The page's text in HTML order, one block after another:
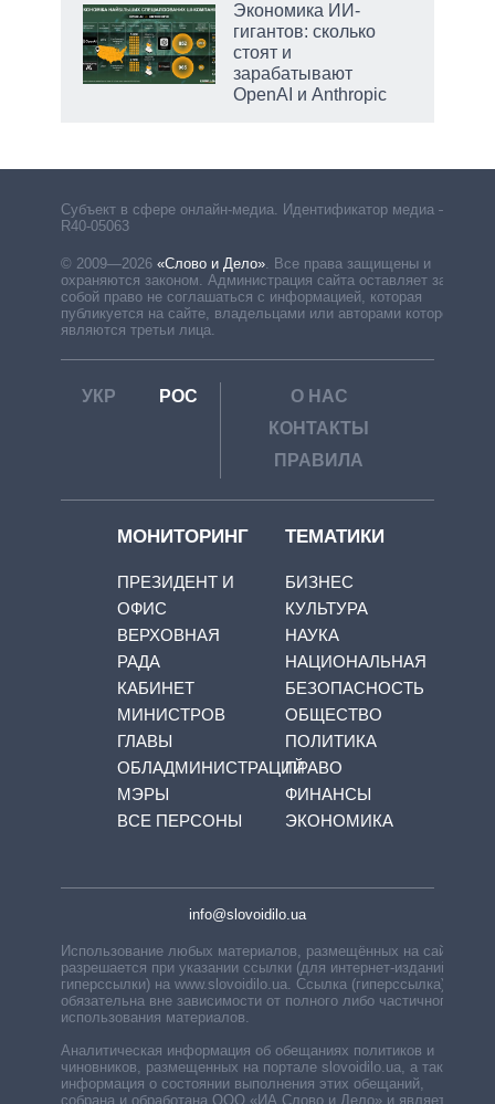
Экономика ИИ-
гигантов: сколько
стоят и
зарабатывают
OpenAI и Anthropic
Субъект в сфере онлайн-медиа. Идентификатор медиа –
R40-05063
© 2009—2026 «Слово и Дело». Все права защищены и
охраняются законом. Администрация сайта оставляет за
собой право не соглашаться с информацией, которая
публикуется на сайте, владельцами или авторами которой
являются третьи лица.
УКР РОС
О НАС
КОНТАКТЫ
ПРАВИЛА
МОНИТОРИНГ
ПРЕЗИДЕНТ И
ОФИС
ВЕРХОВНАЯ
РАДА
КАБИНЕТ
МИНИСТРОВ
ГЛАВЫ
ОБЛАДМИНИСТРАЦИЙ
МЭРЫ
ВСЕ ПЕРСОНЫ
ТЕМАТИКИ
БИЗНЕС
КУЛЬТУРА
НАУКА
НАЦИОНАЛЬНАЯ
БЕЗОПАСНОСТЬ
ОБЩЕСТВО
ПОЛИТИКА
ПРАВО
ФИНАНСЫ
ЭКОНОМИКА
info@slovoidilo.ua
Использование любых материалов, размещённых на сайте,
разрешается при указании ссылки (для интернет-изданий —
гиперссылки) на www.slovoidilo.ua. Ссылка (гиперссылка)
обязательна вне зависимости от полного либо частичного
использования материалов.
Аналитическая информация об обещаниях политиков и
чиновников, размещенных на портале slovoidilo.ua, а также
информация о состоянии выполнения этих обещаний,
собрана и обработана ООО «ИА Слово и Дело» и является